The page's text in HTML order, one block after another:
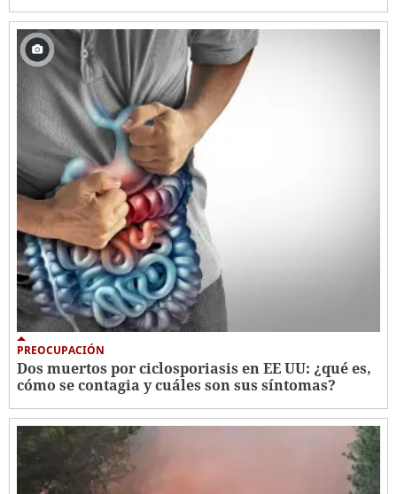
PREOCUPACIÓN
Dos muertos por ciclosporiasis en EE UU: ¿qué es,
cómo se contagia y cuáles son sus síntomas?